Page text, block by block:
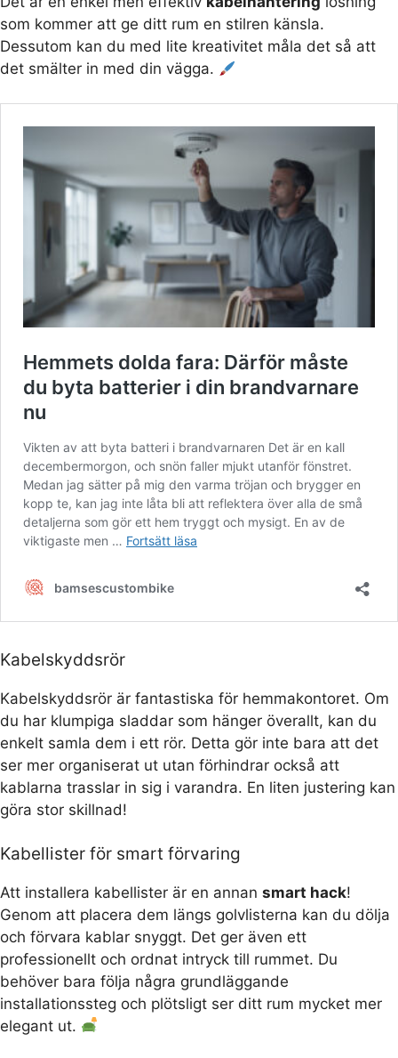
som kommer att ge ditt rum en stilren känsla.
Dessutom kan du med lite kreativitet måla det så att
det smälter in med din vägga.
Kabelskyddsrör
Kabelskyddsrör är fantastiska för hemmakontoret. Om
du har klumpiga sladdar som hänger överallt, kan du
enkelt samla dem i ett rör. Detta gör inte bara att det
ser mer organiserat ut utan förhindrar också att
kablarna trasslar in sig i varandra. En liten justering kan
göra stor skillnad!
Kabellister för smart förvaring
Att installera kabellister är en annan smart hack!
Genom att placera dem längs golvlisterna kan du dölja
och förvara kablar snyggt. Det ger även ett
professionellt och ordnat intryck till rummet. Du
behöver bara följa några grundläggande
installationssteg och plötsligt ser ditt rum mycket mer
elegant ut.